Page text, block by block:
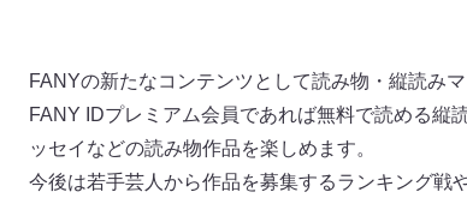
FANYの新たなコンテンツとして読み物・縦読み
FANY IDプレミアム会員であれば無料で読める縦
ッセイなどの読み物作品を楽しめます。
今後は若手芸人から作品を募集するランキング戦